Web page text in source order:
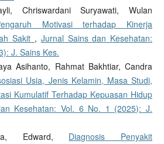
Chriswardani Suryawati, Wulan
Motivasi terhadap Kinerja
Sakit , Jurnal Sains dan Kesehatan:
J. Sains Kes.
Asihanto, Rahmat Bakhtiar, Candra
Usia, Jenis Kelamin, Masa Studi,
Kumulatif Terhadap Kepuasan Hidup
Kesehatan: Vol. 6 No. 1 (2025): J.
Edward, Diagnosis Penyakit